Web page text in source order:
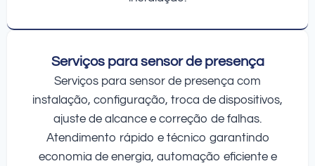
Serviços para sensor de presença
Serviços para sensor de presença com
instalação, configuração, troca de dispositivos,
ajuste de alcance e correção de falhas.
Atendimento rápido e técnico garantindo
economia de energia, automação eficiente e